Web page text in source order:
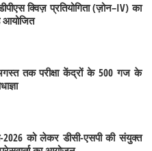
क्विज़ प्रतियोगिता (ज़ोन–IV) का
आयोजित
तक परीक्षा केंद्रों के 500 गज के
2026 को लेकर डीसी-एसपी की संयुक्त